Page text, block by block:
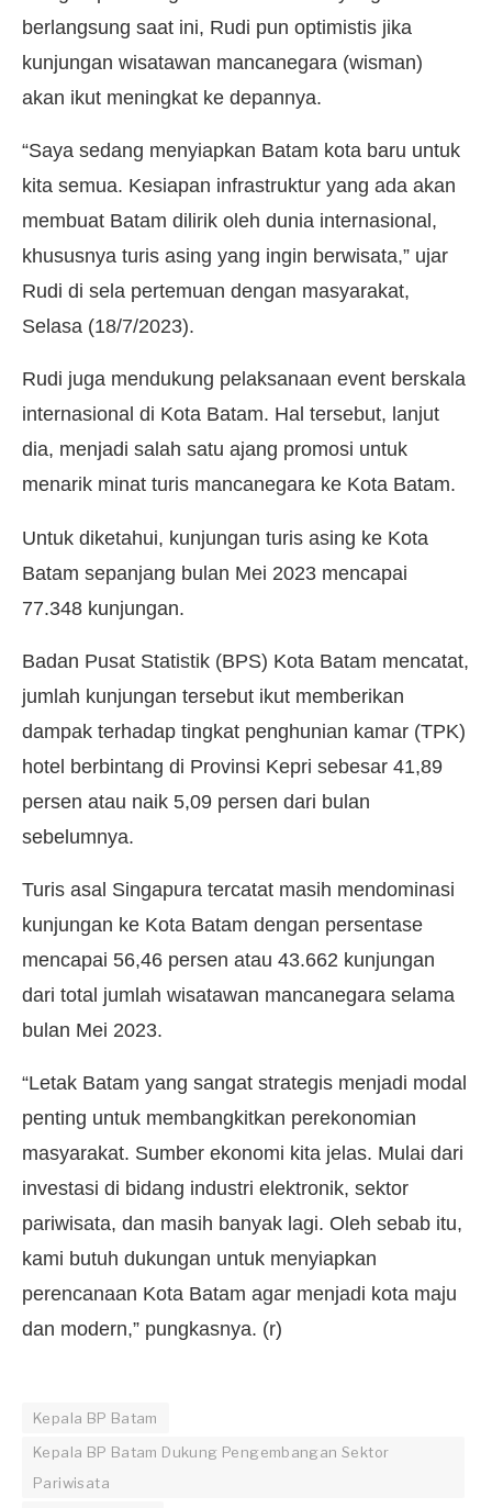
berlangsung saat ini, Rudi pun optimistis jika
kunjungan wisatawan mancanegara (wisman)
akan ikut meningkat ke depannya.
“Saya sedang menyiapkan Batam kota baru untuk
kita semua. Kesiapan infrastruktur yang ada akan
membuat Batam dilirik oleh dunia internasional,
khususnya turis asing yang ingin berwisata,” ujar
Rudi di sela pertemuan dengan masyarakat,
Selasa (18/7/2023).
Rudi juga mendukung pelaksanaan event berskala
internasional di Kota Batam. Hal tersebut, lanjut
dia, menjadi salah satu ajang promosi untuk
menarik minat turis mancanegara ke Kota Batam.
Untuk diketahui, kunjungan turis asing ke Kota
Batam sepanjang bulan Mei 2023 mencapai
77.348 kunjungan.
Badan Pusat Statistik (BPS) Kota Batam mencatat,
jumlah kunjungan tersebut ikut memberikan
dampak terhadap tingkat penghunian kamar (TPK)
hotel berbintang di Provinsi Kepri sebesar 41,89
persen atau naik 5,09 persen dari bulan
sebelumnya.
Turis asal Singapura tercatat masih mendominasi
kunjungan ke Kota Batam dengan persentase
mencapai 56,46 persen atau 43.662 kunjungan
dari total jumlah wisatawan mancanegara selama
bulan Mei 2023.
“Letak Batam yang sangat strategis menjadi modal
penting untuk membangkitkan perekonomian
masyarakat. Sumber ekonomi kita jelas. Mulai dari
investasi di bidang industri elektronik, sektor
pariwisata, dan masih banyak lagi. Oleh sebab itu,
kami butuh dukungan untuk menyiapkan
perencanaan Kota Batam agar menjadi kota maju
dan modern,” pungkasnya. (r)
Kepala BP Batam
Kepala BP Batam Dukung Pengembangan Sektor
Pariwisata